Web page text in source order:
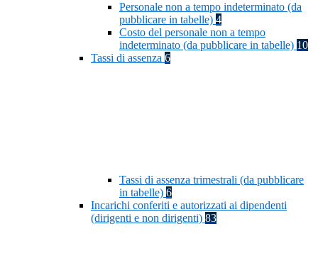
Personale non a tempo indeterminato (da
pubblicare in tabelle) 4
Costo del personale non a tempo
indeterminato (da pubblicare in tabelle) 10
Tassi di assenza 6
Tassi di assenza trimestrali (da pubblicare
in tabelle) 6
Incarichi conferiti e autorizzati ai dipendenti
(dirigenti e non dirigenti) 83